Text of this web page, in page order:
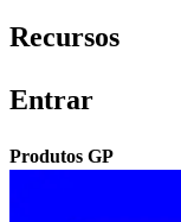
Recursos​​
Entrar​​
Produtos GP​​